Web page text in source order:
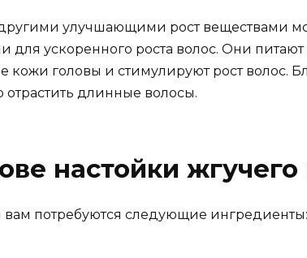
улучшающими рост веществами
ускоренного роста волос. Они питают
головы и стимулируют рост волос.
длинные волосы.
настойки
потребуются следующие ингредиенты: